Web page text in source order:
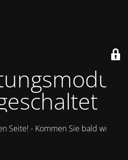
Seite! - Kommen Sie bald wieder.